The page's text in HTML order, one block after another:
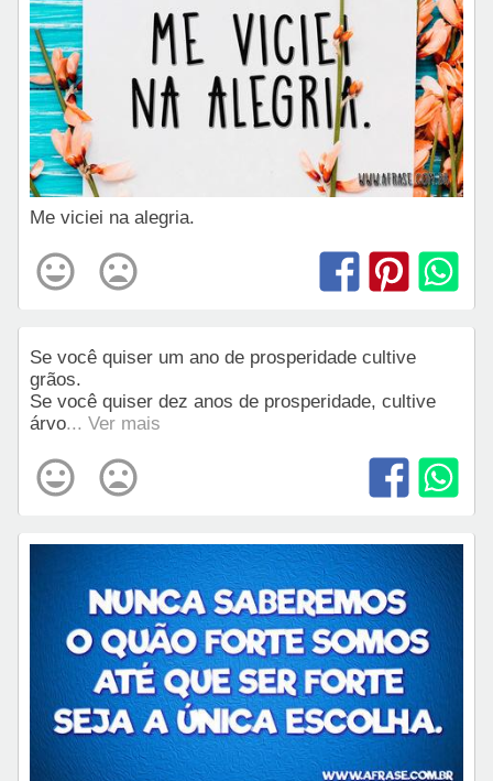
Me viciei na alegria.
Se você quiser um ano de prosperidade cultive
grãos.
Se você quiser dez anos de prosperidade, cultive
árvo... Ver mais